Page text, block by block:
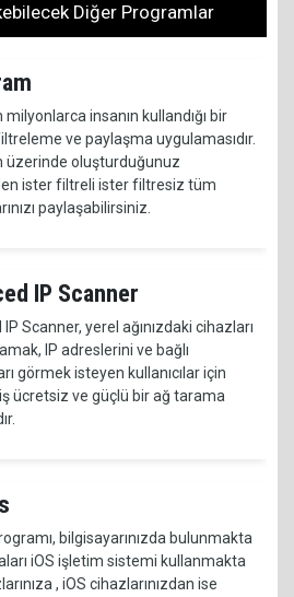
Diğer Programlar
insanın kullandığı bir
ve paylaşma uygulamasıdır.
üzerinde oluşturduğunuz
ister filtreli ister filtresiz tüm
paylaşabilirsiniz.
IP Scanner
Scanner, yerel ağınızdaki cihazları
IP adreslerini ve bağlı
görmek isteyen kullanıcılar için
ücretsiz ve güçlü bir ağ tarama
bilgisayarınızda bulunmakta
iOS işletim sistemi kullanmakta
, iOS cihazlarınızdan ise